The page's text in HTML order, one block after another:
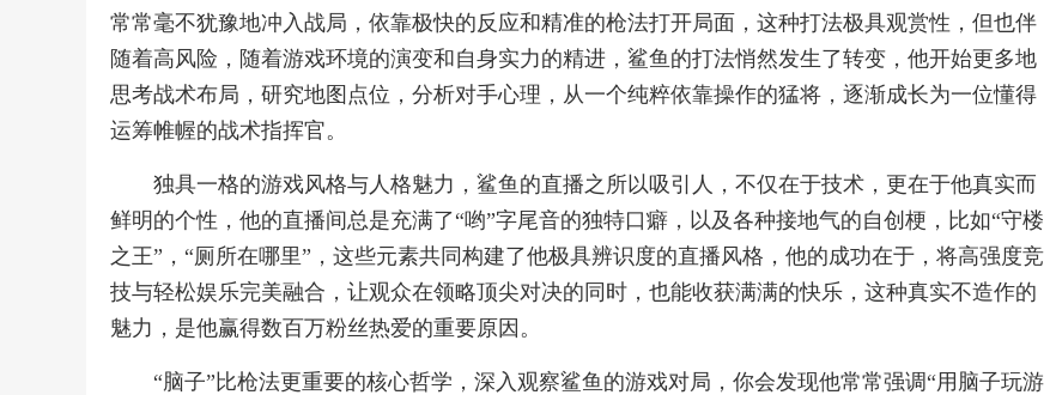
常常毫不犹豫地冲入战局，依靠极快的反应和精准的枪法打开局面，这种打法极具观赏性，但也伴
随着高风险，随着游戏环境的演变和自身实力的精进，鲨鱼的打法悄然发生了转变，他开始更多地
思考战术布局，研究地图点位，分析对手心理，从一个纯粹依靠操作的猛将，逐渐成长为一位懂得
运筹帷幄的战术指挥官。
独具一格的游戏风格与人格魅力，鲨鱼的直播之所以吸引人，不仅在于技术，更在于他真实而
鲜明的个性，他的直播间总是充满了“哟”字尾音的独特口癖，以及各种接地气的自创梗，比如“守楼
之王”，“厕所在哪里”，这些元素共同构建了他极具辨识度的直播风格，他的成功在于，将高强度竞
技与轻松娱乐完美融合，让观众在领略顶尖对决的同时，也能收获满满的快乐，这种真实不造作的
魅力，是他赢得数百万粉丝热爱的重要原因。
“脑子”比枪法更重要的核心哲学，深入观察鲨鱼的游戏对局，你会发现他常常强调“用脑子玩游